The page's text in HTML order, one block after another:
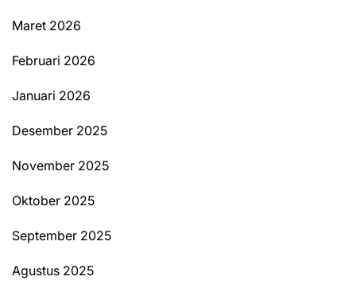
Maret 2026
Februari 2026
Januari 2026
Desember 2025
November 2025
Oktober 2025
September 2025
Agustus 2025